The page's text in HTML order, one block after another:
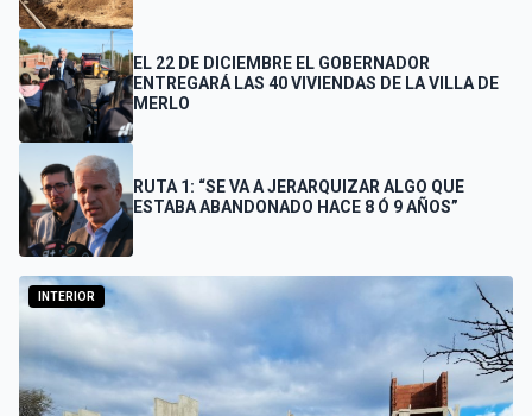
EL 22 DE DICIEMBRE EL GOBERNADOR
ENTREGARÁ LAS 40 VIVIENDAS DE LA VILLA DE
MERLO
RUTA 1: “SE VA A JERARQUIZAR ALGO QUE
ESTABA ABANDONADO HACE 8 Ó 9 AÑOS”
INTERIOR